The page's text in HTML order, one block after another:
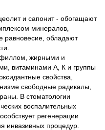
и сапонит - обогащают
минералов,
равновесие, обладают
жирными и
витаминами А, К и группы
свойства,
свободные радикалы,
В стоматологии
воспалительных
регенерации
инвазивных процедур.